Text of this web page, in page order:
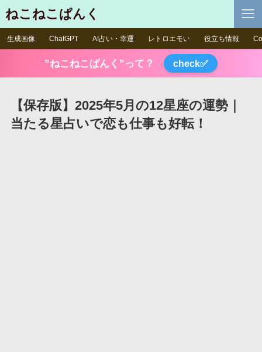
ねこねこぱんく
生成画像 ChatGPT AI占い・幸運 レトロエモい 役立ち情報
”ねこねこぱんく”って？ check✅
【保存版】2025年5月の12星座の運勢｜
当たる星占いで恋も仕事も好転！